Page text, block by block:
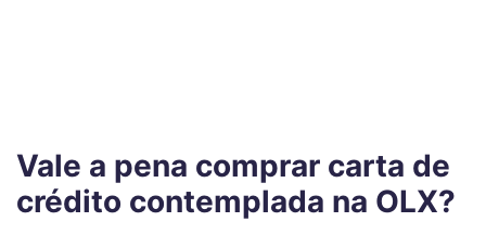
Vale a pena comprar carta de
crédito contemplada na OLX?